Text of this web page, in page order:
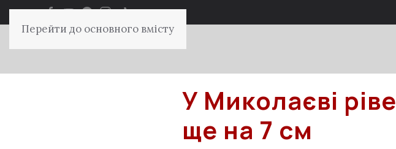
Перейти до основного вмісту
У Миколаєві
ще на 7 см